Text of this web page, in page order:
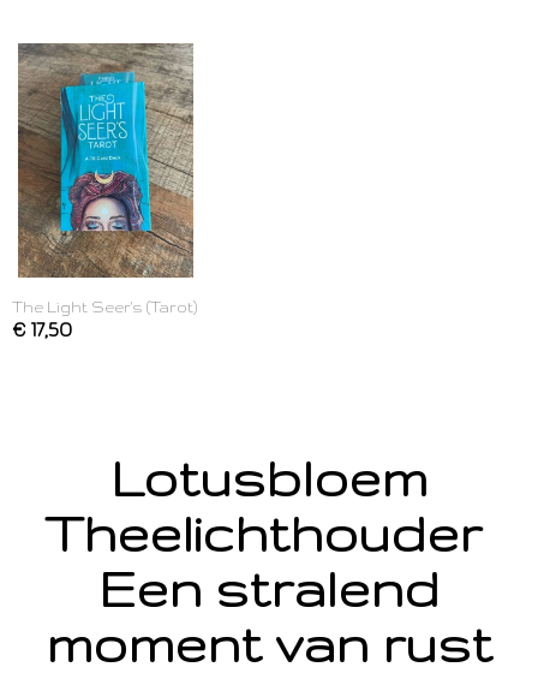
The Light Seer's (Tarot)
€ 17,50
Lotusbloem
Theelichthouder
Een stralend
moment van rust